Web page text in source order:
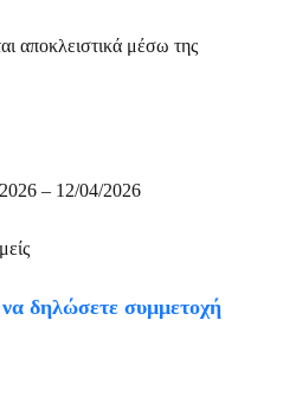
αποκλειστικά μέσω της
– 12/04/2026
δηλώσετε συμμετοχή